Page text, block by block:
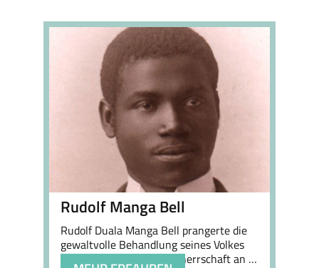
Rudolf Manga Bell
Rudolf Duala Manga Bell prangerte die
gewaltvolle Behandlung seines Volkes
unter deutscher Kolonialherrschaft an …